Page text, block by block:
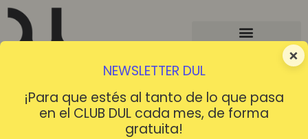
×
NEWSLETTER DUL
¡Para que estés al tanto de lo que pasa
en el CLUB DUL cada mes, de forma
gratuita!